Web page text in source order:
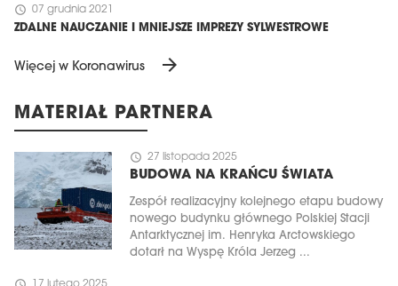
schedule 07 grudnia 2021
ZDALNE NAUCZANIE I MNIEJSZE IMPREZY SYLWESTROWE
Więcej w Koronawirus arrow_forward
MATERIAŁ PARTNERA
schedule 27 listopada 2025
BUDOWA NA KRAŃCU ŚWIATA
Zespół realizacyjny kolejnego etapu budowy
nowego budynku głównego Polskiej Stacji
Antarktycznej im. Henryka Arctowskiego
dotarł na Wyspę Króla Jerzeg ...